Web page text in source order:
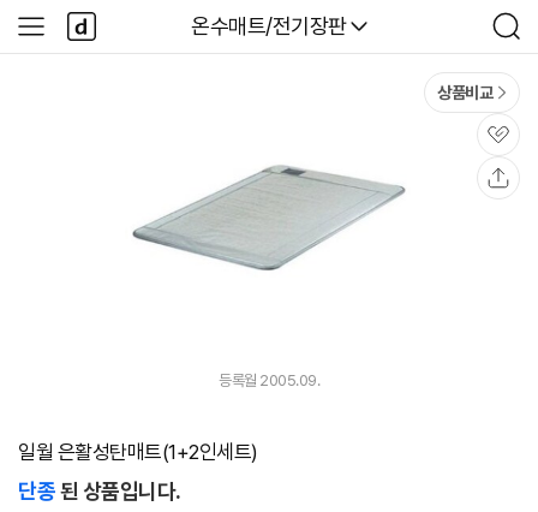
다나와
온수매트/전기장판
검
색
사
이
다
나
와
상품비교
관
심
등록월 2005.09.
일월 은활성탄매트(1+2인세트)
단종된 상품입니다.